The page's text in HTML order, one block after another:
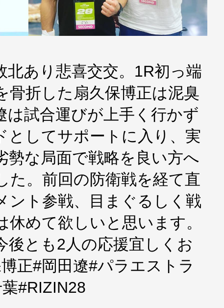
北あり悲喜交交。1R初っ端
骨折した扇久保博正は泥臭
は試合運びが上手く行かず
としてサポートに入り、実
勢な局面で戦略を良い方へ
た。前回の防衛戦を経て直
ント参戦、目まぐるしく戦
めて欲しいと思います。
後とも2人の応援宜しくお
正#岡田遼#パラエストラ
#RIZIN28